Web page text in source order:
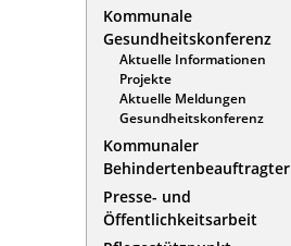
Kommunale
Gesundheitskonferenz
Aktuelle Informationen
Projekte
Aktuelle Meldungen
Gesundheitskonferenz
Kommunaler
Behindertenbeauftragter
Presse- und
Öffentlichkeitsarbeit